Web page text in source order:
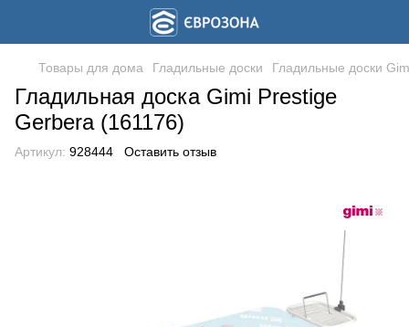
Товары для дома Гладильные доски Гладильные доски
Гладильная доска Gimi Prestige
Gerbera (161176)
Артикул: 928444 Оставить отзыв